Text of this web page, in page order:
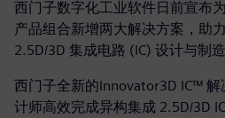
西门子数字化工业软件日前宣布
产品组合新增两大解决方案，助
2.5D/3D 集成电路 (IC) 设计与制
西门子全新的Innovator3D IC™ 解
计师高效完成异构集成 2.5D/3D